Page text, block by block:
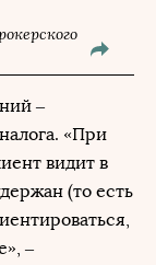
–
«При
видит в
(то есть
–